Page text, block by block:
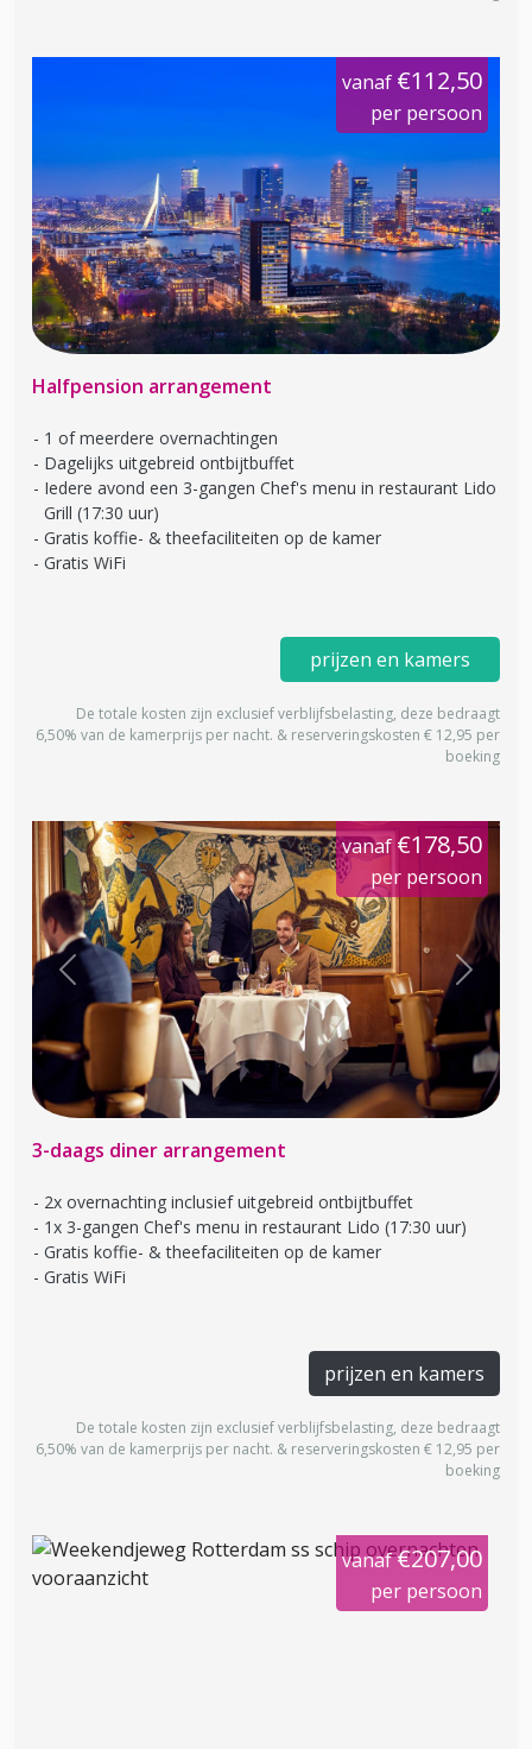
vanaf €112,50
per persoon
Halfpension arrangement
1 of meerdere overnachtingen
Dagelijks uitgebreid ontbijtbuffet
Iedere avond een 3-gangen Chef's menu in restaurant Lido
Grill (17:30 uur)
Gratis koffie- & theefaciliteiten op de kamer
Gratis WiFi
prijzen en kamers
De totale kosten zijn exclusief verblijfsbelasting, deze bedraagt
6,50% van de kamerprijs per nacht. & reserveringskosten € 12,95 per
boeking
vanaf €178,50
per persoon
Previous Next
3-daags diner arrangement
2x overnachting inclusief uitgebreid ontbijtbuffet
1x 3-gangen Chef's menu in restaurant Lido (17:30 uur)
Gratis koffie- & theefaciliteiten op de kamer
Gratis WiFi
prijzen en kamers
De totale kosten zijn exclusief verblijfsbelasting, deze bedraagt
6,50% van de kamerprijs per nacht. & reserveringskosten € 12,95 per
boeking
vanaf€207,00
per persoon